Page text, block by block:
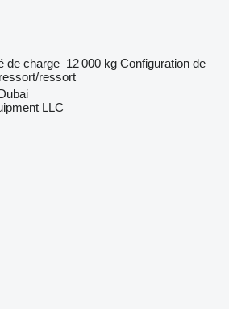
de charge 12 000 kg Configuration de
ressort/ressort
LLC